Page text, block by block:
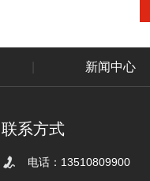
新闻中心
联系方式
电话：13510809900